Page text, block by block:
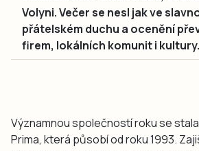
Volyni. Večer se nesl jak ve
přátelském duchu a ocenění
firem, lokálních komunit i kultury.
Významnou společností roku se
Prima, která působí od roku 1993.